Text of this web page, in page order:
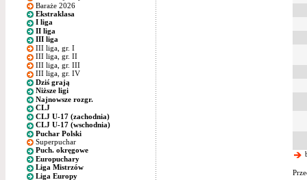
Baraże 2026
Ekstraklasa
I liga
II liga
III liga
III liga, gr. I
III liga, gr. II
III liga, gr. III
III liga, gr. IV
Dziś grają
Niższe ligi
Najnowsze rozgr.
CLJ
CLJ U-17 (zachodnia)
CLJ U-17 (wschodnia)
Puchar Polski
Superpuchar
Puch. okręgowe
Europuchary
Liga Mistrzów
Liga Europy